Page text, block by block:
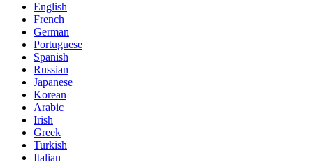
English
French
German
Portuguese
Spanish
Russian
Japanese
Korean
Arabic
Irish
Greek
Turkish
Italian